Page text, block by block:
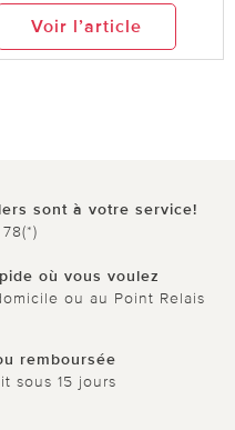
agréable et efficace
ur mon lit et il me
pas utile
Voir l’article
sont à votre service!
où vous voulez
ou au Point Relais
remboursée
sous 15 jours